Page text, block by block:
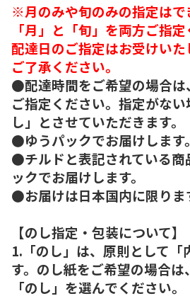
※月のみや旬のみの指定はで
「月」と「旬」を両方ご指定
配達日のご指定はお受けいた
ご了承ください。
●配達時間をご希望の場合は
ご指定ください。指定がな
し」とさせていただきます。
●ゆうパックでお届けします。
●チルドと表記されている商
ックでお届けします。
●お届けは日本国内に限りま
【のし指定・包装について】
1.「のし」は、原則として「
す。のし紙をご希望の場合
「のし」を選んでください。